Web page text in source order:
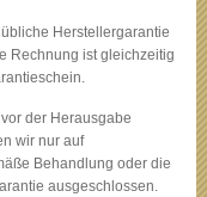
Herstellergarantie
Rechnung ist gleichzeitig
der Herausgabe
wir nur auf
Behandlung oder die
ausgeschlossen.